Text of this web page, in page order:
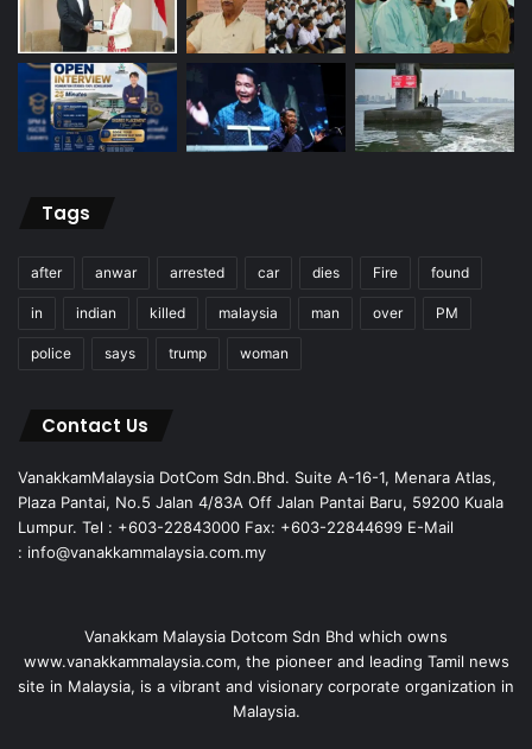
Tags
after anwar arrested car dies Fire found
in indian killed malaysia man over PM
police says trump woman
Contact Us
VanakkamMalaysia DotCom Sdn.Bhd. Suite A-16-1, Menara Atlas,
Plaza Pantai, No.5 Jalan 4/83A Off Jalan Pantai Baru, 59200 Kuala
Lumpur. Tel : +603-22843000 Fax: +603-22844699 E-Mail
: info@vanakkammalaysia.com.my
Vanakkam Malaysia Dotcom Sdn Bhd which owns
www.vanakkammalaysia.com, the pioneer and leading Tamil news
site in Malaysia, is a vibrant and visionary corporate organization in
Malaysia.